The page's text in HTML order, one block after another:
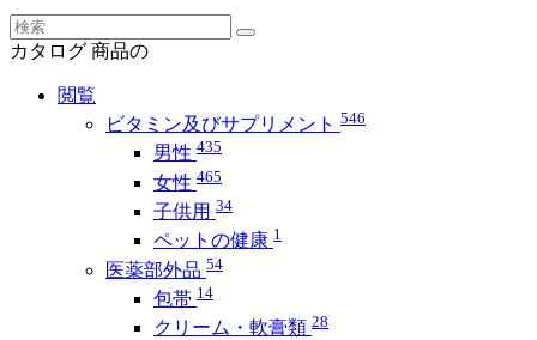
カタログ 商品の
閲覧
ビタミン及びサプリメント 546
男性 435
女性 465
子供用 34
ペットの健康 1
医薬部外品 54
包帯 14
クリーム・軟膏類 28